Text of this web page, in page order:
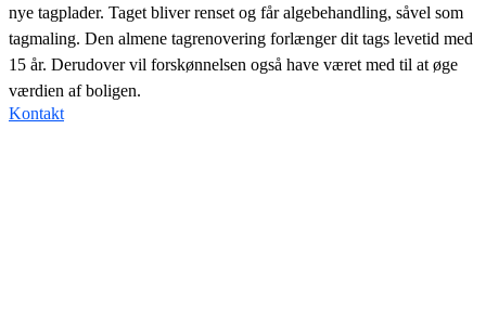
nye tagplader. Taget bliver renset og får algebehandling, såvel som
tagmaling. Den almene tagrenovering forlænger dit tags levetid med
15 år. Derudover vil forskønnelsen også have været med til at øge
værdien af boligen.
Kontakt